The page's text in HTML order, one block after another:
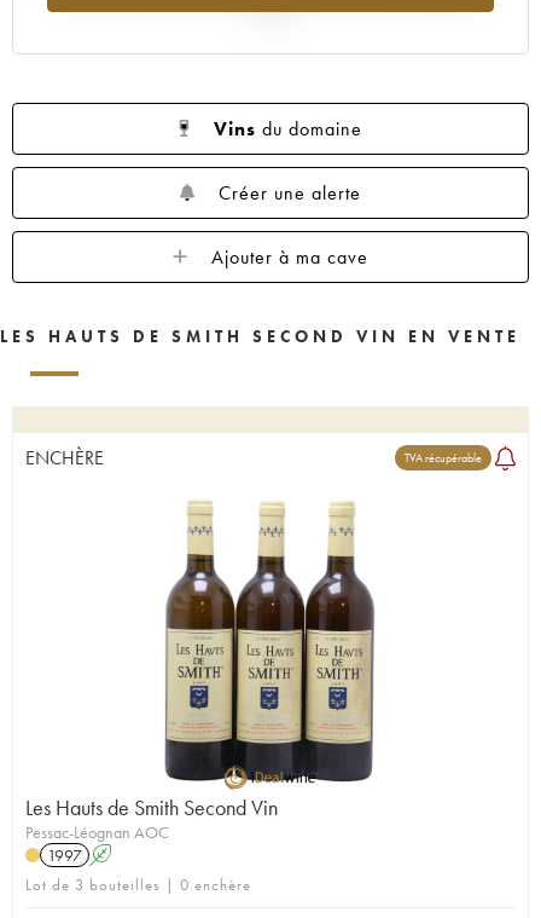
Vins du domaine
Créer une alerte
Ajouter à ma cave
LES HAUTS DE SMITH SECOND VIN EN VENTE
ENCHÈRE TVA récupérable
Les Hauts de Smith Second Vin
Pessac-Léognan AOC
1997 A
Lot de 3 bouteilles | 0 enchère